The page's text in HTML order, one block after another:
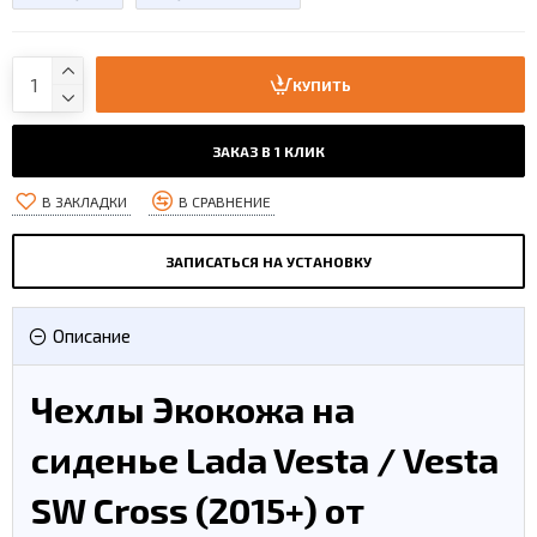
КУПИТЬ
ЗАКАЗ В 1 КЛИК
В ЗАКЛАДКИ В СРАВНЕНИЕ
ЗАПИСАТЬСЯ НА УСТАНОВКУ
Описание
Чехлы Экокожа на
сиденье Lada Vesta / Vesta
SW Cross (2015+) от